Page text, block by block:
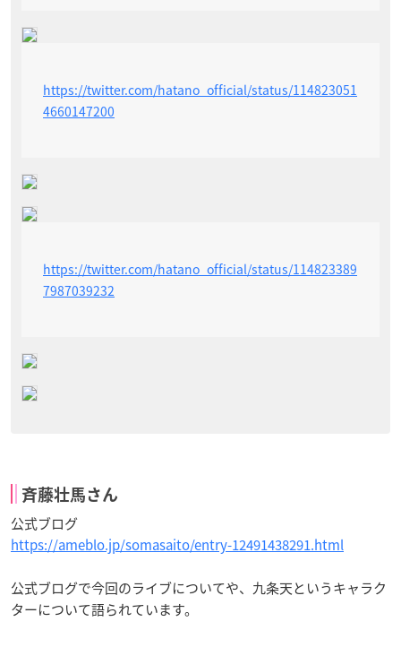
https://twitter.com/hatano_official/status/114823051
4660147200
https://twitter.com/hatano_official/status/114823389
7987039232
斉藤壮馬さん
公式ブログ
https://ameblo.jp/somasaito/entry-12491438291.html
公式ブログで今回のライブについてや、九条天というキャラク
ターについて語られています。